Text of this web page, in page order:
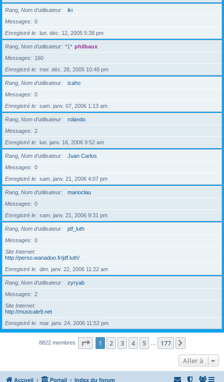
Rang, Nom d’utilisateur
iki
Messages
0
Enregistré le
lun. déc. 12, 2005 5:38 pm
Rang, Nom d’utilisateur *1* philbaux
Messages
160
Enregistré le
mer. déc. 28, 2005 10:48 pm
Rang, Nom d’utilisateur
izaho
Messages
0
Enregistré le
sam. janv. 07, 2006 1:13 am
Rang, Nom d’utilisateur
rolando
Messages
2
Enregistré le
lun. janv. 16, 2006 9:52 am
Rang, Nom d’utilisateur
Juan Carlos
Messages
0
Enregistré le
sam. janv. 21, 2006 4:07 pm
Rang, Nom d’utilisateur
manoclau
Messages
0
Enregistré le
sam. janv. 21, 2006 9:31 pm
Rang, Nom d’utilisateur
jdf_luth
Messages
0
Site Internet
http://perso.wanadoo.fr/jdf.luth/
Enregistré le
dim. janv. 22, 2006 11:22 am
Rang, Nom d’utilisateur
zyryab
Messages
2
Site Internet
http://musicale9.net
Enregistré le
mar. janv. 24, 2006 11:52 pm
8822 membres Page 1sur177
1 2 3 4 5 177
Aller à
Accueil Portail Index du forum